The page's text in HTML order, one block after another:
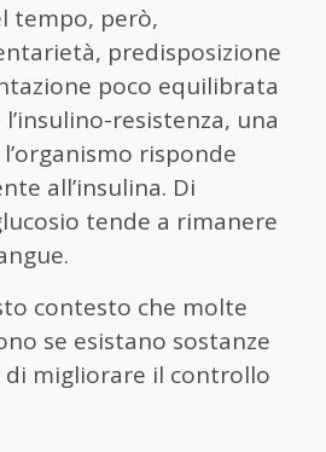
tempo, però,
predisposizione
poco equilibrata
resistenza, una
risponde
all’insulina. Di
tende a rimanere
contesto che molte
se esistano sostanze
migliorare il controllo